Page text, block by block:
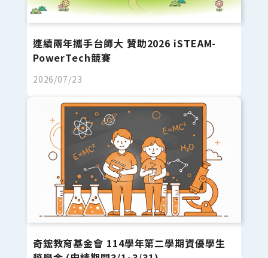
連續兩年攜手台師大 贊助2026 iSTEAM-
PowerTech競賽
2026/07/23
奇鋐教育基金會 114學年第二學期資優學生